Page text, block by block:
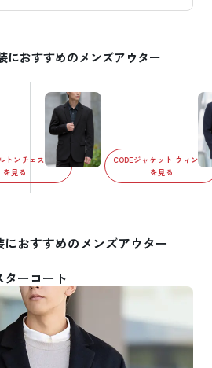
におすすめのメンズアウター
トンチェスターコート
を見る
CODEジャケット ウィンタ
を見る
おすすめのメンズアウター
ーコート